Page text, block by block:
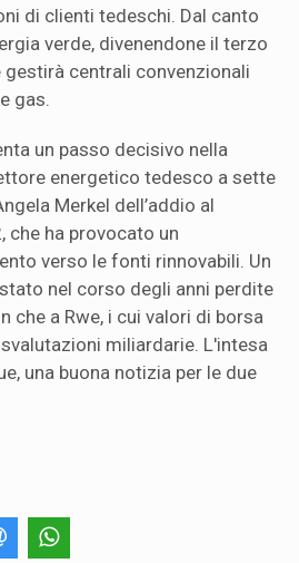
di clienti tedeschi. Dal canto
verde, divenendone il terzo
centrali convenzionali
gas.
un passo decisivo nella
energetico tedesco a sette
Merkel dell’addio al
che ha provocato un
verso le fonti rinnovabili. Un
nel corso degli anni perdite
che a Rwe, i cui valori di borsa
miliardarie. L'intesa
una buona notizia per le due